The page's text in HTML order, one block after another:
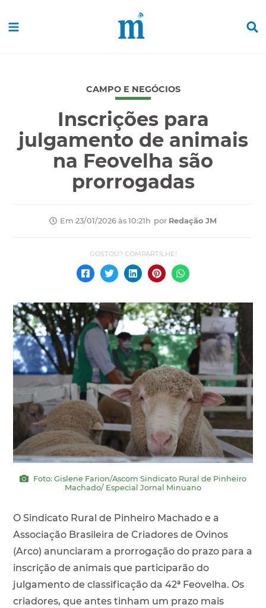
CAMPO E NEGÓCIOS
Inscrições para
julgamento de animais
na Feovelha são
prorrogadas
Em 23/01/2026 às 10:21h por Redação JM
Foto: Gislene Farion/Ascom Sindicato Rural de Pinheiro
Machado/ Especial Jornal Minuano
O Sindicato Rural de Pinheiro Machado e a
Associação Brasileira de Criadores de Ovinos
(Arco) anunciaram a prorrogação do prazo para a
inscrição de animais que participarão do
julgamento de classificação da 42ª Feovelha. Os
criadores, que antes tinham um prazo mais